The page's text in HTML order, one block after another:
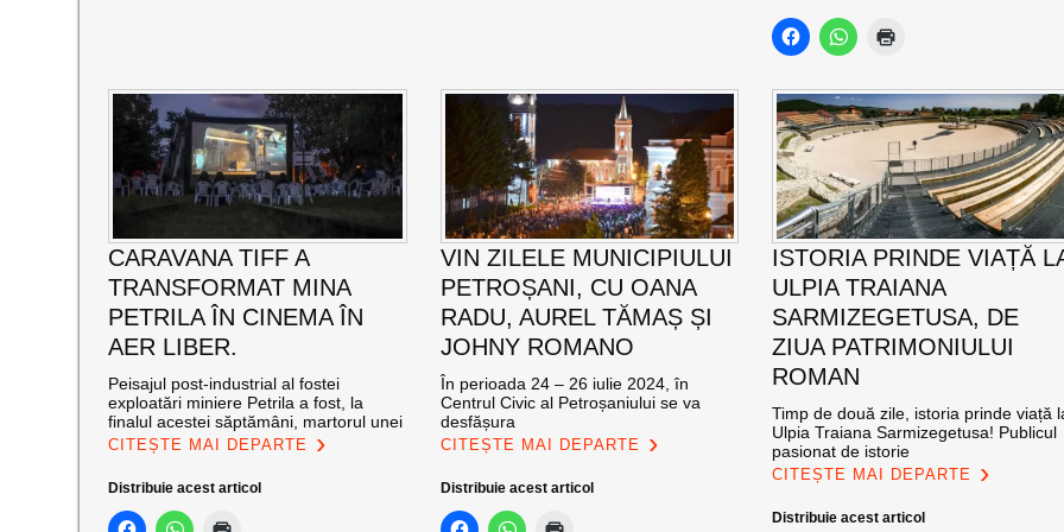
CARAVANA TIFF A
TRANSFORMAT MINA
PETRILA ÎN CINEMA ÎN
AER LIBER.
Peisajul post-industrial al fostei
exploatări miniere Petrila a fost, la
finalul acestei săptămâni, martorul unei
CITEȘTE MAI DEPARTE
Distribuie acest articol
VIN ZILELE MUNICIPIULUI
PETROȘANI, CU OANA
RADU, AUREL TĂMAȘ ȘI
JOHNY ROMANO
În perioada 24 – 26 iulie 2024, în
Centrul Civic al Petroșaniului se va
desfășura
CITEȘTE MAI DEPARTE
Distribuie acest articol
ISTORIA PRINDE VIAȚĂ
ULPIA TRAIANA
SARMIZEGETUSA, DE
ZIUA PATRIMONIULUI
ROMAN
Timp de două zile, istoria prinde viață
Ulpia Traiana Sarmizegetusa! Publicul
pasionat de istorie
CITEȘTE MAI DEPARTE
Distribuie acest articol